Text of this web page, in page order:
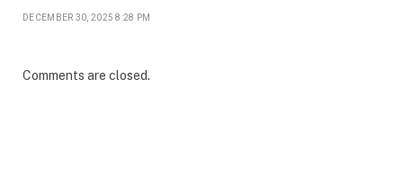
DECEMBER 30, 2025 8:28 PM
Comments are closed.